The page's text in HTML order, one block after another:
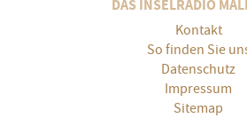
DAS INSELRADIO
Kontakt
So finden Sie
Datenschutz
Impressum
Sitemap